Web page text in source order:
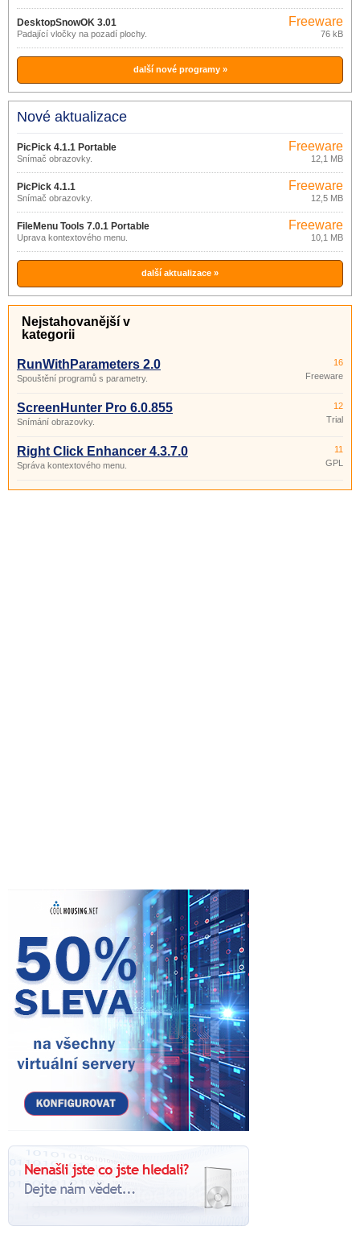
DesktopSnowOK 3.01
Padající vločky na pozadí plochy.
Freeware
76 kB
další nové programy »
Nové aktualizace
PicPick 4.1.1 Portable
Snímač obrazovky.
Freeware
12,1 MB
PicPick 4.1.1
Snímač obrazovky.
Freeware
12,5 MB
FileMenu Tools 7.0.1 Portable
Úprava kontextového menu.
Freeware
10,1 MB
další aktualizace »
Nejstahovanější v
kategorii
RunWithParameters 2.0
Spouštění programů s parametry.
16
Freeware
ScreenHunter Pro 6.0.855
Snímání obrazovky.
12
Trial
Right Click Enhancer 4.3.7.0
Správa kontextového menu.
11
GPL